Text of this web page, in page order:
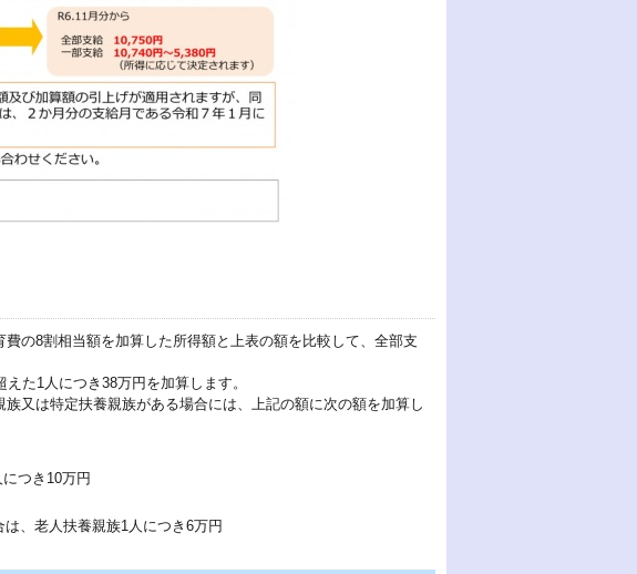
の8割相当額を加算した所得額と上表の額を比較して、全部支
た1人につき38万円を加算します。
又は特定扶養親族がある場合には、上記の額に次の額を加算し
つき10万円
、老人扶養親族1人につき6万円